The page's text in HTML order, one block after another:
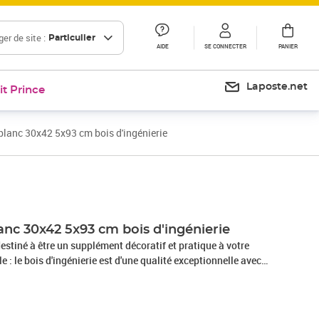
de site : Particulier
AIDE SE CONNECTER PANIER
Prince Laposte.net
30x42 5x93 cm bois d'ingénierie
30x42 5x93 cm bois d'ingénierie
à être un supplément décoratif et pratique à votre
également par sa solidité, sa stabilité et sa
pour garder vos différents articles essentiels quotidiens